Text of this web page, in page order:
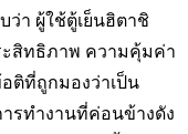
ว่า ผู้ใช้ตู้เย็นฮิตาชิ
ะสิทธิภาพ ความคุ้มค่า
ติที่ถูกมองว่าเป็น
รทำงานที่ค่อนข้างดัง